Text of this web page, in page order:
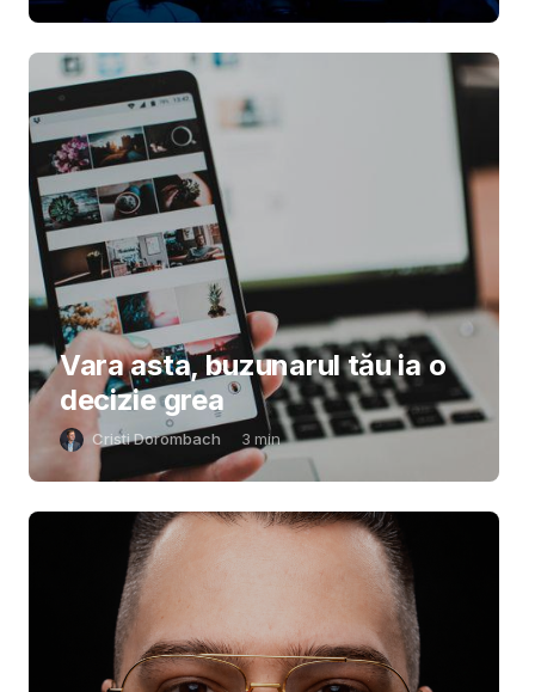
Vara asta, buzunarul tău ia o
decizie grea
Cristi Dorombach 3 min